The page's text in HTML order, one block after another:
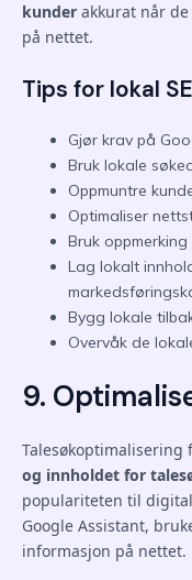
kunder akkurat når
på nettet.
Tips for lokal
Gjør krav på
Bruk lokale
Oppmuntre
Optimaliser
Bruk
Lag lokalt
Bygg lokale
Overvåk de
9.
Talesøkoptimalisering
og innholdet for
populariteten til
Google Assistant,
informasjon på nettet.